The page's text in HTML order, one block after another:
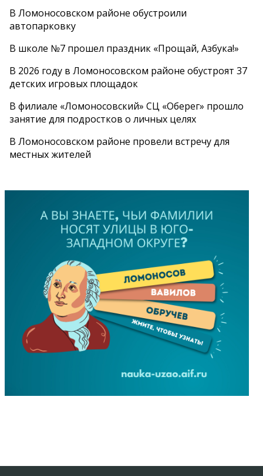
В Ломоносовском районе обустроили
автопарковку
В школе №7 прошел праздник «Прощай, Азбука!»
В 2026 году в Ломоносовском районе обустроят 37
детских игровых площадок
В филиале «Ломоносовский» СЦ «Оберег» прошло
занятие для подростков о личных целях
В Ломоносовском районе провели встречу для
местных жителей